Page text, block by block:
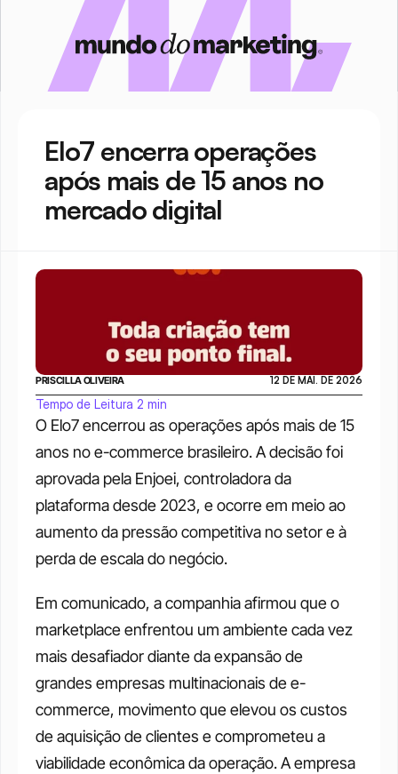
Elo7 encerra operações
após mais de 15 anos no
mercado digital
O Elo7 encerrou as operações após mais de 15
anos no e-commerce brasileiro. A decisão foi
aprovada pela Enjoei, controladora da
plataforma desde 2023, e ocorre em meio ao
aumento da pressão competitiva no setor e à
perda de escala do negócio.
Em comunicado, a companhia afirmou que o
marketplace enfrentou um ambiente cada vez
mais desafiador diante da expansão de
grandes empresas multinacionais de e-
commerce, movimento que elevou os custos
de aquisição de clientes e comprometeu a
viabilidade econômica da operação. A empresa
PRISCILLA OLIVEIRA 12 DE MAI. DE 2026
Tempo de Leitura 2 min